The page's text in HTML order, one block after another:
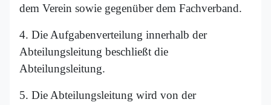
dem Verein sowie gegenüber dem Fachverband.
4. Die Aufgabenverteilung innerhalb der
Abteilungsleitung beschließt die
Abteilungsleitung.
5. Die Abteilungsleitung wird von der